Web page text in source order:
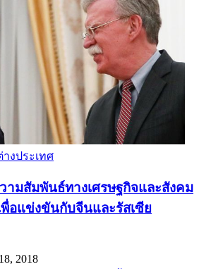
งประเทศ
มสัมพันธ์ทางเศรษฐกิจและสังคม
อแข่งขันกับจีนและรัสเซีย
2018